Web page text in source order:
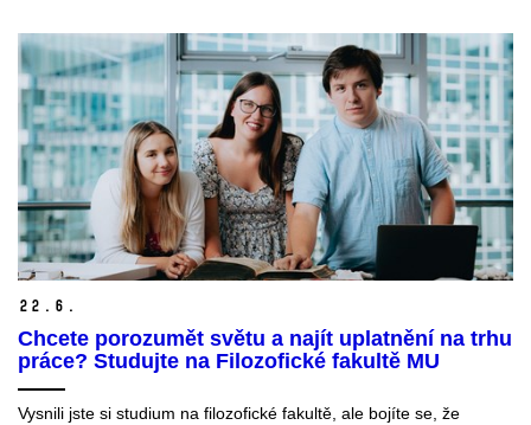
22. 6.
Chcete porozumět světu a najít uplatnění na trhu
práce? Studujte na Filozofické fakultě MU
Vysnili jste si studium na filozofické fakultě, ale bojíte se, že